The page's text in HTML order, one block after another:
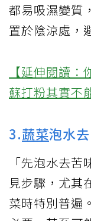
都易吸濕變質
置於陰涼處，
【延伸閱讀
蘇打粉其實不
3.蔬菜泡水
「先泡水去
見步驟，尤其
菜時特別普遍